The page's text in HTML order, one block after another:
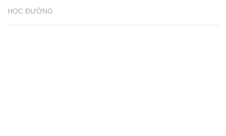
HỌC ĐƯỜNG